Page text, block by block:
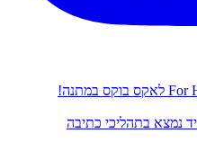
נמצא בתהליכי כתיבה